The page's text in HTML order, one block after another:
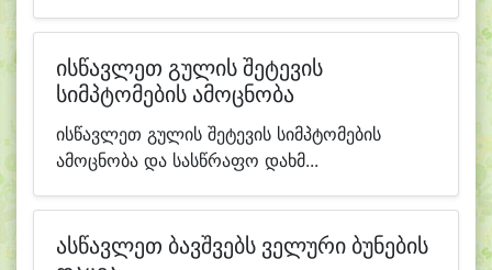
ისწავლეთ გულის შეტევის
სიმპტომების ამოცნობა
ისწავლეთ გულის შეტევის სიმპტომების
ამოცნობა და სასწრაფო დახმ...
ასწავლეთ ბავშვებს ველური ბუნების